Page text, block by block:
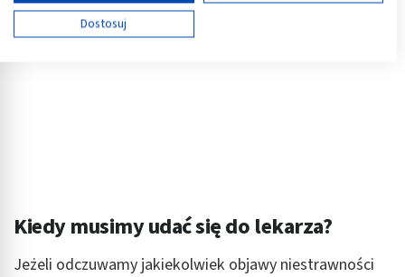
Kiedy musimy udać się do lekarza?
Jeżeli odczuwamy jakiekolwiek objawy niestrawności
Używamy Twoich danych w następujących celach:
Cele przetwarzania IAB:
Wykorzystanie profili do wyboru
spersonalizowanych reklam
Tworzenie profili w celu personalizacji treści
Dostosuj